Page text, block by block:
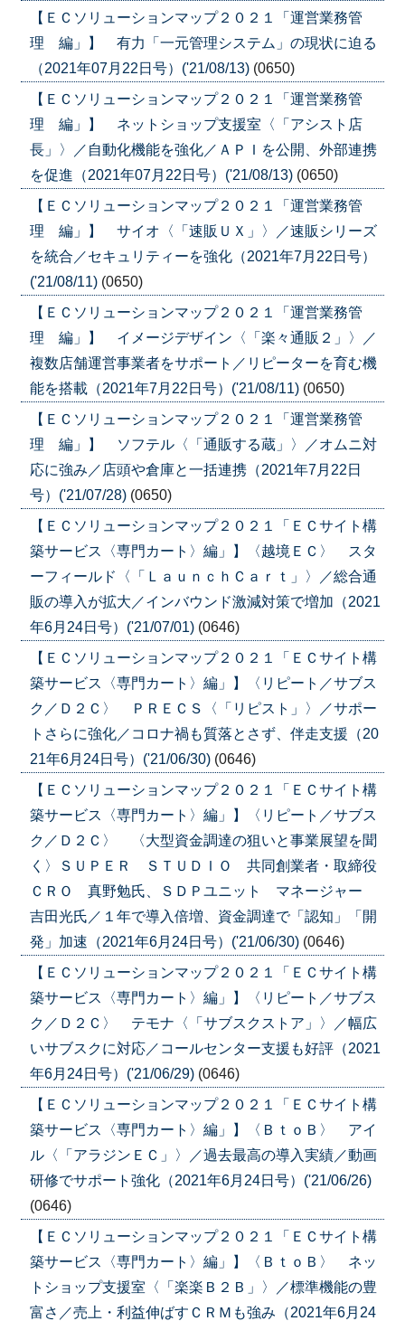
【ＥＣソリューションマップ２０２１「運営業務管
理 編」】 有力「一元管理システム」の現状に迫る
（2021年07月22日号）('21/08/13) (0650)
【ＥＣソリューションマップ２０２１「運営業務管
理 編」】 ネットショップ支援室〈「アシスト店
長」〉／自動化機能を強化／ＡＰＩを公開、外部連携
を促進（2021年07月22日号）('21/08/13) (0650)
【ＥＣソリューションマップ２０２１「運営業務管
理 編」】 サイオ〈「速販ＵＸ」〉／速販シリーズ
を統合／セキュリティーを強化（2021年7月22日号）
('21/08/11) (0650)
【ＥＣソリューションマップ２０２１「運営業務管
理 編」】 イメージデザイン〈「楽々通販２」〉／
複数店舗運営事業者をサポート／リピーターを育む機
能を搭載（2021年7月22日号）('21/08/11) (0650)
【ＥＣソリューションマップ２０２１「運営業務管
理 編」】 ソフテル〈「通販する蔵」〉／オムニ対
応に強み／店頭や倉庫と一括連携（2021年7月22日
号）('21/07/28) (0650)
【ＥＣソリューションマップ２０２１「ＥＣサイト構
築サービス〈専門カート〉編」】〈越境ＥＣ〉 スタ
ーフィールド〈「ＬａｕｎｃｈＣａｒｔ」〉／総合通
販の導入が拡大／インバウンド激減対策で増加（2021
年6月24日号）('21/07/01) (0646)
【ＥＣソリューションマップ２０２１「ＥＣサイト構
築サービス〈専門カート〉編」】〈リピート／サブス
ク／Ｄ２Ｃ〉 ＰＲＥＣＳ〈「リピスト」〉／サポー
トさらに強化／コロナ禍も質落とさず、伴走支援（20
21年6月24日号）('21/06/30) (0646)
【ＥＣソリューションマップ２０２１「ＥＣサイト構
築サービス〈専門カート〉編」】〈リピート／サブス
ク／Ｄ２Ｃ〉 〈大型資金調達の狙いと事業展望を聞
く〉ＳＵＰＥＲ ＳＴＵＤＩＯ 共同創業者・取締役
ＣＲＯ 真野勉氏、ＳＤＰユニット マネージャー
吉田光氏／１年で導入倍増、資金調達で「認知」「開
発」加速（2021年6月24日号）('21/06/30) (0646)
【ＥＣソリューションマップ２０２１「ＥＣサイト構
築サービス〈専門カート〉編」】〈リピート／サブス
ク／Ｄ２Ｃ〉 テモナ〈「サブスクストア」〉／幅広
いサブスクに対応／コールセンター支援も好評（2021
年6月24日号）('21/06/29) (0646)
【ＥＣソリューションマップ２０２１「ＥＣサイト構
築サービス〈専門カート〉編」】〈ＢｔｏＢ〉 アイ
ル〈「アラジンＥＣ」〉／過去最高の導入実績／動画
研修でサポート強化（2021年6月24日号）('21/06/26)
(0646)
【ＥＣソリューションマップ２０２１「ＥＣサイト構
築サービス〈専門カート〉編」】〈ＢｔｏＢ〉 ネッ
トショップ支援室〈「楽楽Ｂ２Ｂ」〉／標準機能の豊
富さ／売上・利益伸ばすＣＲＭも強み（2021年6月24